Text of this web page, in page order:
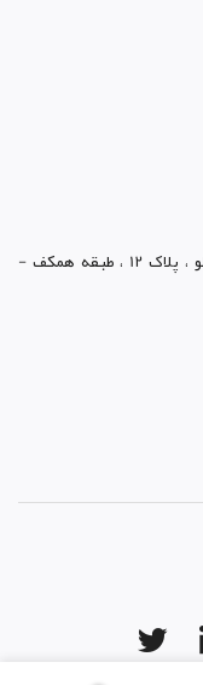
استان گلستان آق قلا ، خيابان شهيد تمنانلو ، پلاک 12 ، طبقه همکف -